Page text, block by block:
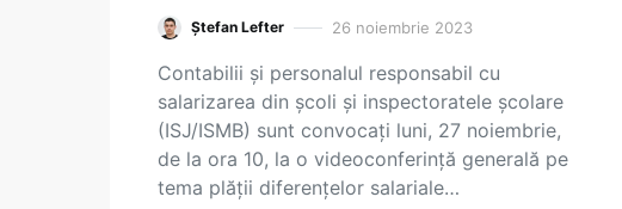
Ștefan Lefter 26 noiembrie 2023
Contabilii și personalul responsabil cu
salarizarea din școli și inspectoratele școlare
(ISJ/ISMB) sunt convocați luni, 27 noiembrie,
de la ora 10, la o videoconferință generală pe
tema plății diferențelor salariale…